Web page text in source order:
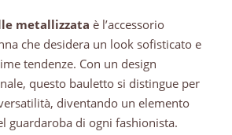
metallizzata è l’accessorio
che desidera un look sofisticato e
tendenze. Con un design
questo bauletto si distingue per
diventando un elemento
guardaroba di ogni fashionista.